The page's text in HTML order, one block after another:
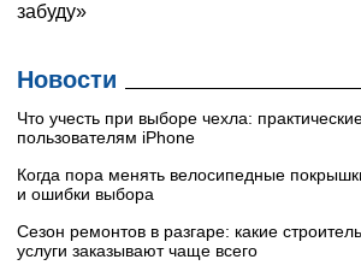
Новости
Что учесть при выборе чехла:
пользователям iPhone
Когда пора менять велосипедные
и ошибки выбора
Сезон ремонтов в разгаре: какие
услуги заказывают чаще всего